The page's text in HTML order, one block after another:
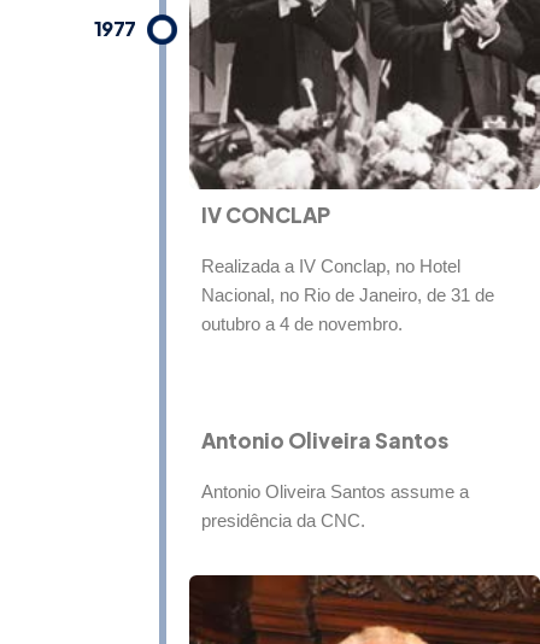
1977
IV CONCLAP
Realizada a IV Conclap, no Hotel
Nacional, no Rio de Janeiro, de 31 de
outubro a 4 de novembro.
Antonio Oliveira Santos
Antonio Oliveira Santos assume a
presidência da CNC.